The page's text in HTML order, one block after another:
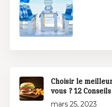
Choisir le
vous ? 12
mars 25, 2023